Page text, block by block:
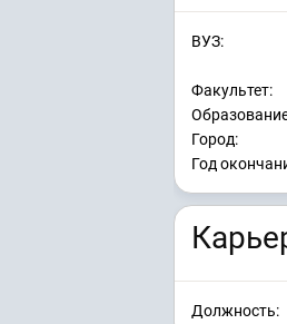
ВУЗ:
Факультет:
Город:
Год
Должность: